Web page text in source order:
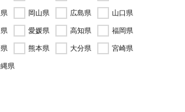
岡山県 広島県
山口県
愛媛県 高知県
福岡県
熊本県 大分県
宮崎県
県